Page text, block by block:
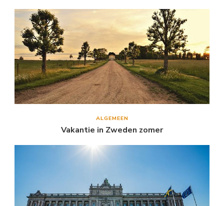
ALGEMEEN
Vakantie in Zweden zomer